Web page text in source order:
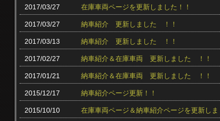
2017/03/27 在庫車両ページを更新しました！！
2017/03/27 納車紹介 更新しました ！！
2017/03/13 納車紹介 更新しました ！！
2017/02/27 納車紹介＆在庫車両 更新しました ！！
2017/01/21 納車紹介＆在庫車両 更新しました ！！
2015/12/17 納車紹介ページ更新！！
2015/10/10 在庫車両ページ＆納車紹介ページを更新し